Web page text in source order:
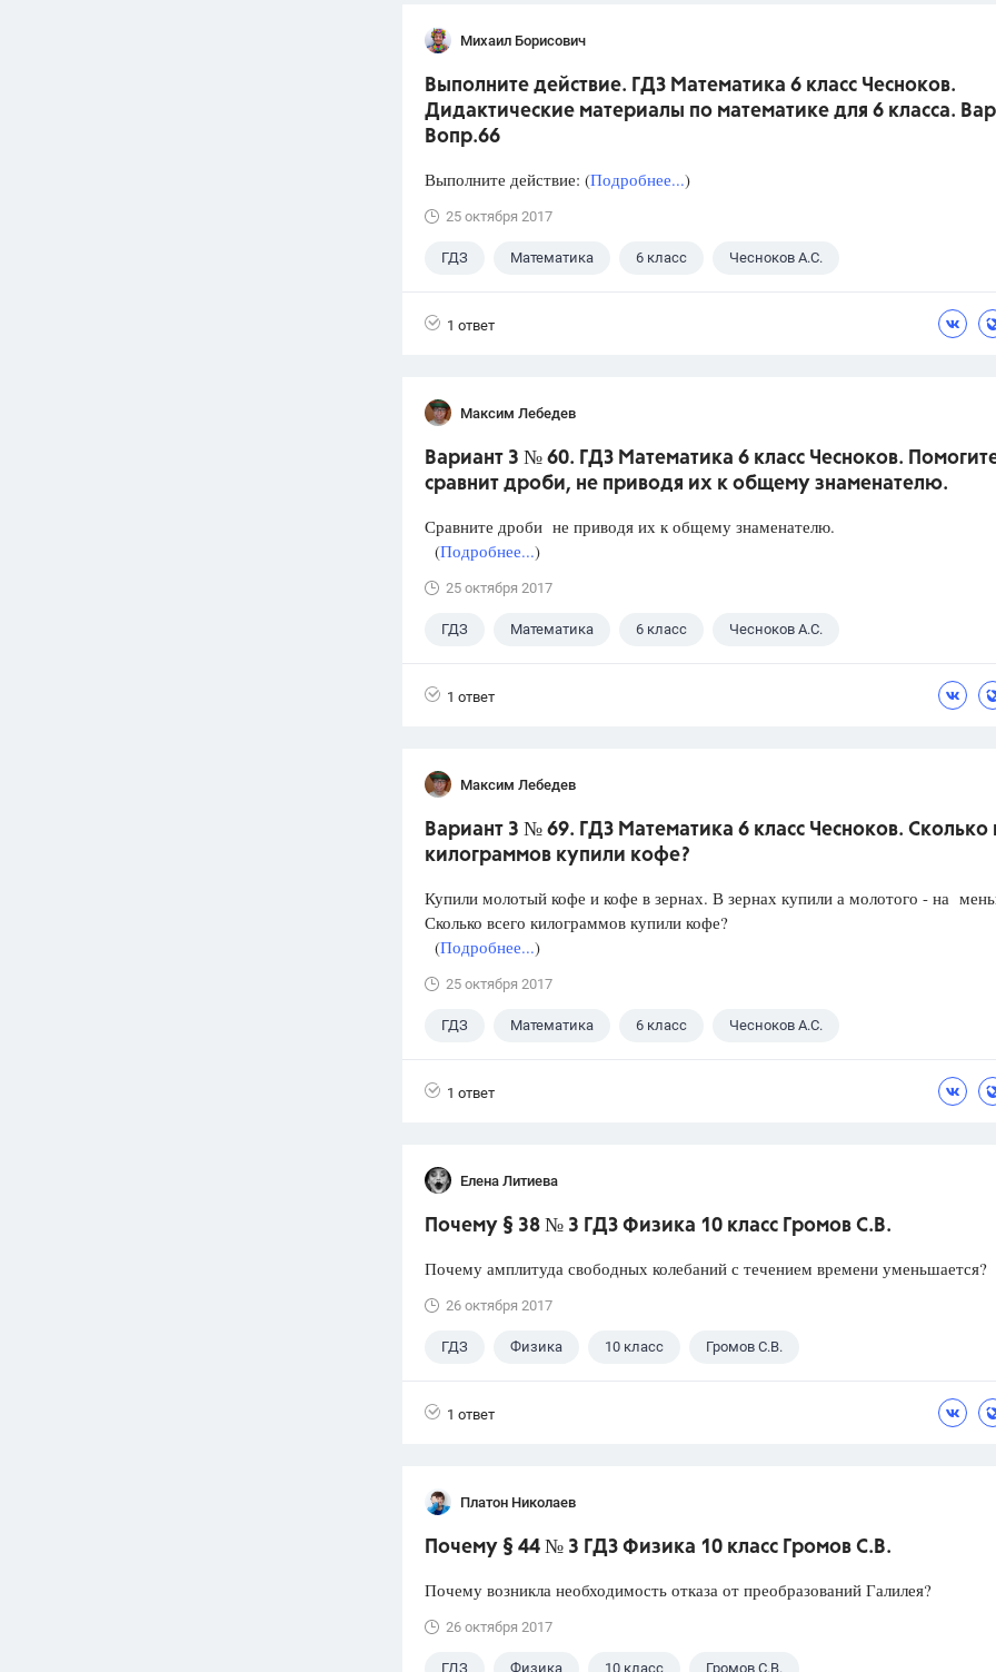
Михаил Борисович
Выполните действие. ГДЗ Математика 6 класс Чесноков.
Дидактические материалы по математике для 6 класса.
Вопр.66
Выполните действие: (Подробнее...)
25 октября 2017
ГДЗ Математика 6 класс Чесноков А.С.
1 ответ
Максим Лебедев
Вариант 3 № 60. ГДЗ Математика 6 класс Чесноков.
сравнит дроби, не приводя их к общему знаменателю.
Сравните дроби не приводя их к общему знаменателю.
(Подробнее...)
25 октября 2017
ГДЗ Математика 6 класс Чесноков А.С.
1 ответ
Максим Лебедев
Вариант 3 № 69. ГДЗ Математика 6 класс Чесноков. Сколько
килограммов купили кофе?
Купили молотый кофе и кофе в зернах. В зернах купили а молотого - на
Сколько всего килограммов купили кофе?
(Подробнее...)
25 октября 2017
ГДЗ Математика 6 класс Чесноков А.С.
1 ответ
Елена Литиева
Почему § 38 № 3 ГДЗ Физика 10 класс Громов С.В.
Почему амплитуда свободных колебаний с течением времени уменьшается?
26 октября 2017
ГДЗ Физика 10 класс Громов С.В.
1 ответ
Платон Николаев
Почему § 44 № 3 ГДЗ Физика 10 класс Громов С.В.
Почему возникла необходимость отказа от преобразований Галилея?
26 октября 2017
ГДЗ Физика 10 класс Громов С.В.